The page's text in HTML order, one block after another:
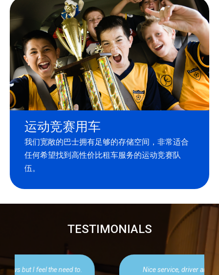
运动竞赛用车
我们宽敞的巴士拥有足够的存储空间，非常适合
任何希望找到高性价比租车服务的运动竞赛队
伍。
TESTIMONIALS
Nice service, driver and tour guide are very